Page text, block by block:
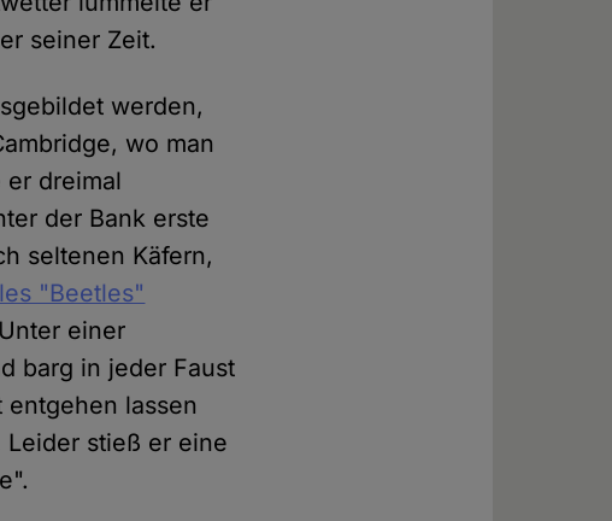
seiner Zeit.
werden,
wo man
dreimal
der Bank erste
seltenen Käfern,
"Beetles"
einer
barg in jeder Faust
lassen
stieß er eine